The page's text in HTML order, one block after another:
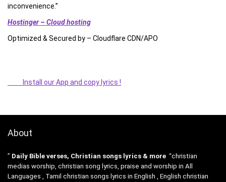
inconvenience.”
Hostinger – Cloud hosting
Optimized & Secured by – Cloudflare CDN/APO
Install our App and copy lyrics !
About
” Daily Bible verses, Christian songs lyrics & more “christian
medias worship, christian song lyrics, praise and worship in All
Languages , Tamil christian songs lyrics in English , English christian